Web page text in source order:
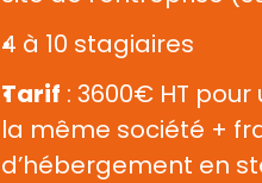
4 à 10 stagiaires
Tarif : 3600€ HT
la même société +
d’hébergement en